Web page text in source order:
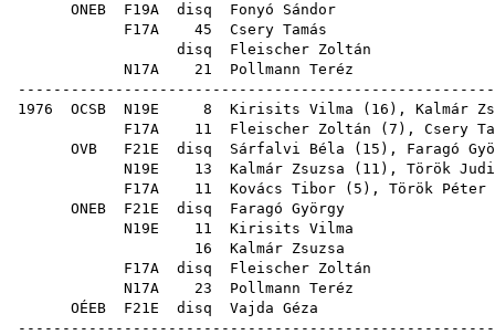
ONEB F19A disq
Fonyó Sándor
F17A 45
Csery Tamás
disq
Fleischer Zoltán
N17A 21
Pollmann Teréz
1976 OCSB N19E 8 Kirisits Vilma ( 16 ), Kalmár
F17A 11 Fleischer Zoltán ( 7 ), Csery
OVB F21E disq Sárfalvi Béla ( 15 ), Faragó
N19E 13 Kalmár Zsuzsa ( 11 ), Török
F17A 11 Kovács Tibor ( 5 ), Török Péter
ONEB F21E disq
Faragó György
N19E 11
Kirisits Vilma
16
Kalmár Zsuzsa
F17A disq
Fleischer Zoltán
N17A 23
Pollmann Teréz
OÉEB F21E disq
Vajda Géza